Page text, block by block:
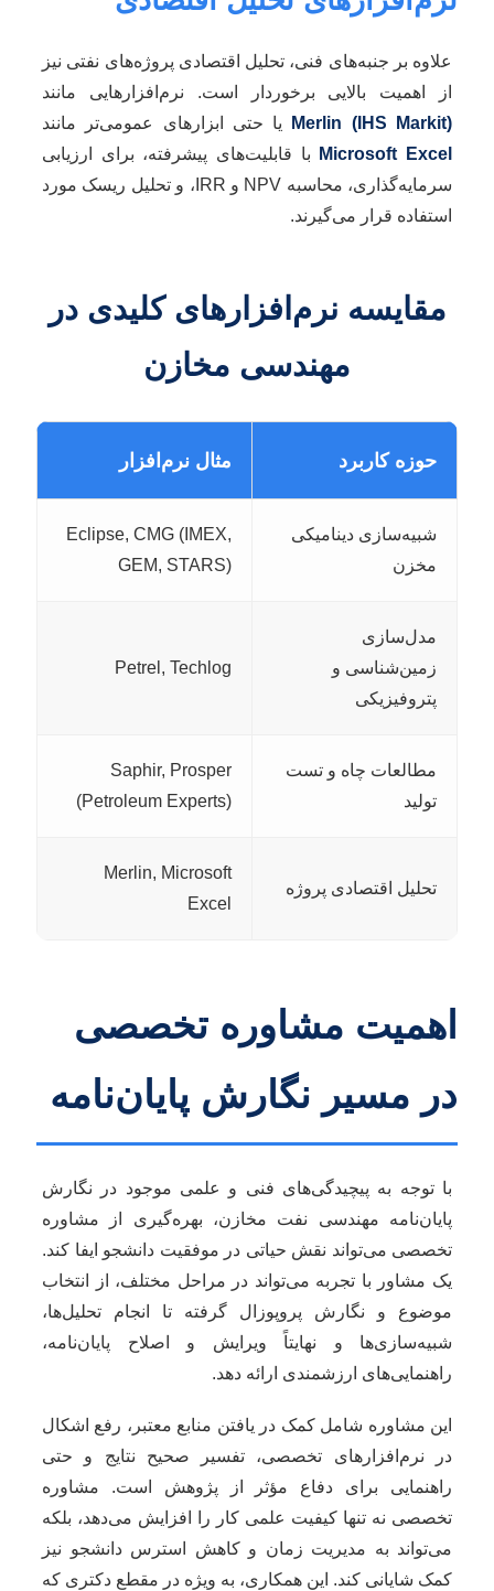
علاوه بر جنبه‌های فنی، تحلیل اقتصادی پروژه‌های نفتی نیز
از اهمیت بالایی برخوردار است. نرم‌افزارهایی مانند
Merlin (IHS Markit)
یا حتی ابزارهای عمومی‌تر مانند
Microsoft Excel
با قابلیت‌های پیشرفته، برای ارزیابی
سرمایه‌گذاری، محاسبه NPV و IRR، و تحلیل ریسک مورد
استفاده قرار می‌گیرند.
مقایسه نرم‌افزارهای کلیدی در
مهندسی مخازن
حوزه کاربرد مثال نرم‌افزار
شبیه‌سازی دینامیکی
مخزن
Eclipse, CMG (IMEX,
GEM, STARS)
مدل‌سازی
زمین‌شناسی و
پتروفیزیکی
Petrel, Techlog
مطالعات چاه و تست
تولید
Saphir, Prosper
(Petroleum Experts)
تحلیل اقتصادی پروژه
Merlin, Microsoft
Excel
اهمیت مشاوره تخصصی
در مسیر نگارش پایان‌نامه
با توجه به پیچیدگی‌های فنی و علمی موجود در نگارش
پایان‌نامه مهندسی نفت مخازن، بهره‌گیری از مشاوره
تخصصی می‌تواند نقش حیاتی در موفقیت دانشجو ایفا کند.
یک مشاور با تجربه می‌تواند در مراحل مختلف، از انتخاب
موضوع و نگارش پروپوزال گرفته تا انجام تحلیل‌ها،
شبیه‌سازی‌ها و نهایتاً ویرایش و اصلاح پایان‌نامه،
راهنمایی‌های ارزشمندی ارائه دهد.
این مشاوره شامل کمک در یافتن منابع معتبر، رفع اشکال
در نرم‌افزارهای تخصصی، تفسیر صحیح نتایج و حتی
راهنمایی برای دفاع مؤثر از پژوهش است. مشاوره
تخصصی نه تنها کیفیت علمی کار را افزایش می‌دهد، بلکه
می‌تواند به مدیریت زمان و کاهش استرس دانشجو نیز
کمک شایانی کند. این همکاری، به ویژه در مقطع دکتری که